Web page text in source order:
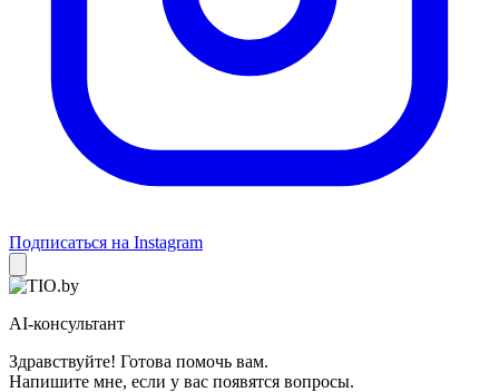
Подписаться на Instagram
AI-консультант
Здравствуйте! Готова помочь вам.
Напишите мне, если у вас появятся вопросы.